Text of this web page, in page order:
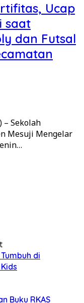
Ucap
saat
dan Futsal
– Sekolah
Mesuji Mengelar
di
Buku RKAS